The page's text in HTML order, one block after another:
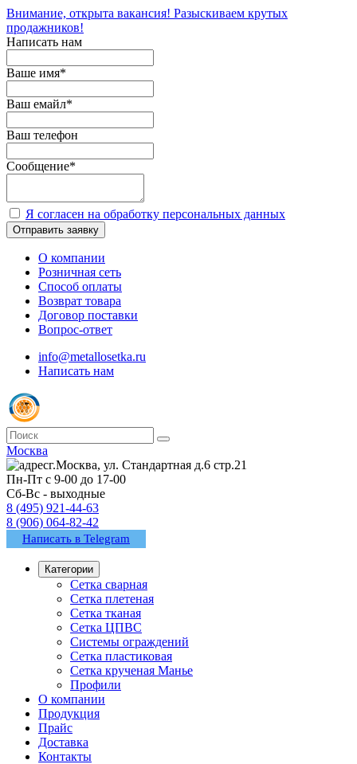
Внимание, открыта вакансия! Разыскиваем крутых
продажников!
Написать нам
Ваше имя*
Ваш емайл*
Ваш телефон
Сообщение*
Я согласен на обработку персональных данных
Отправить заявку
О компании
Розничная сеть
Способ оплаты
Возврат товара
Договор поставки
Вопрос-ответ
info@metallosetka.ru
Написать нам
Москва
г.Москва, ул. Стандартная д.6 стр.21
Пн-Пт с 9-00 до 17-00
Сб-Вс - выходные
8 (495) 921-44-63
8 (906) 064-82-42
Написать в Telegram
Категории
Сетка сварная
Сетка плетеная
Сетка тканая
Сетка ЦПВС
Системы ограждений
Сетка пластиковая
Сетка крученая Манье
Профили
О компании
Продукция
Прайс
Доставка
Контакты